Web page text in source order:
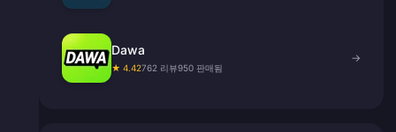
Dawa
★ 4.42762 리뷰950 판매됨
→